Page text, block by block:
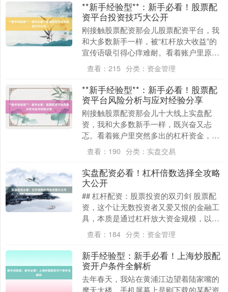
**新手经验型**：新手必看！股票配
资平台投资技巧大公开
刚接触股票配资那会儿股票配资平台，我
和大多数新手一样，被“杠杆放大收益”的
宣传语吸引得心痒难耐。看着账户里原本1
万元本金，通过5倍杠杆瞬间变成6万可操
作资金，仿....
查看： 215 分类： 资金管理
**新手经验型**：新手必看！股票配
资平台风险分析与应对经验分享
刚接触股票配资那会儿十大线上实盘配
资，我和大多数新手一样，既兴奋又忐
忑。看着账户里突然多出的杠杆资金，仿
佛打开了财富增长的快速通道，但很快，
现实就给了我沉重一击....
查看： 190 分类： 实盘交易
实盘配资必看！杠杆倍数选择全攻略
大公开
## 杠杆配资：股票投资的双刃剑 股票配
资，这个让无数投资者又爱又恨的金融工
具，本质是通过杠杆放大资金规模，以小
博大。但杠杆倍数选择不当，可能让盈利
翻倍的喜悦瞬....
查看： 184 分类： 资金管理
新手经验型：新手必看！上海炒股配
资开户条件全解析
去年春天，我站在黄浦江边望着陆家嘴的
摩天大楼，手机屏幕上是刚下载的某配资